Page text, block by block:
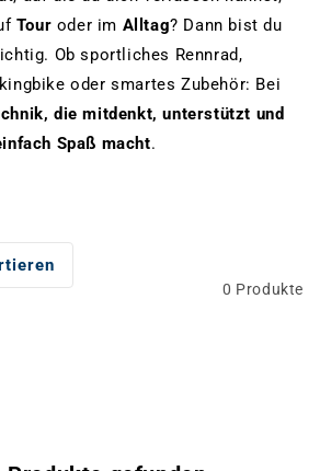
Tour oder im Alltag? Dann bist du
Ob sportliches Rennrad,
oder smartes Zubehör: Bei
die mitdenkt, unterstützt und
Spaß macht.
0 Produkte